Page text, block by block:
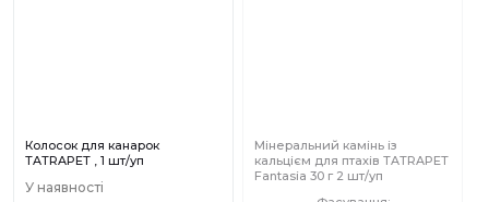
Колосок для канарок
TATRAPET , 1 шт/уп
У наявності
Мінеральний камінь із
кальцієм для птахів TATRAPET
Fantasia 30 г 2 шт/уп